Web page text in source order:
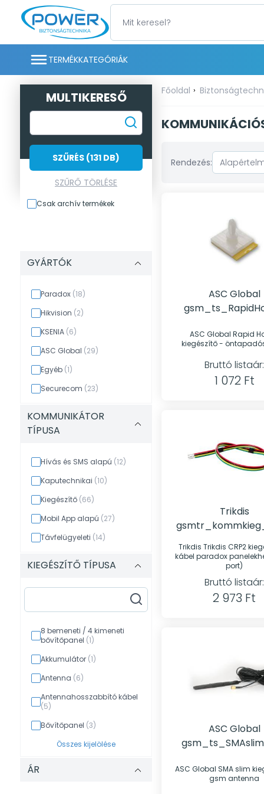
TERMÉKKATEGÓRIÁK
MULTIKERESŐ
SZŰRÉS (131 DB)
SZŰRŐ TÖRLÉSE
Csak archív termékek
GYÁRTÓK
Paradox (18)
Hikvision (2)
KSENIA (6)
ASC Global (29)
Egyéb (1)
Securecom (23)
Trikdis
WM Rendszerház(2)
KOMMUNIKÁTOR
TÍPUSA
Hívás és SMS alapú (12)
Kaputechnikai (10)
Kiegészítő (66)
Mobil App alapú (27)
Távfelügyeleti (14)
KIEGÉSZÍTŐ TÍPUSA
8 bemeneti / 4 kimeneti
bővítőpanel (1)
Akkumulátor (1)
Antenna (6)
Antennahosszabbító kábel
(5)
Bővítőpanel (3)
GPRS interfész(1)
Összes kijelölése
ÁR
Főoldal
Rendezés:
ASC Global
ASC Global Rapid
kiegészítő -
Bruttó listaár:
1 072 Ft
Trikdis
(SERIAL
Trikdis Trikdis CRP2 kiegészítő -
kábel paradox
port)
Bruttó listaár:
2 973 Ft
ASC Global
gsm_ts_SMAslim GSM
ASC Global SMA slim kiegészítő -
gsm antenna